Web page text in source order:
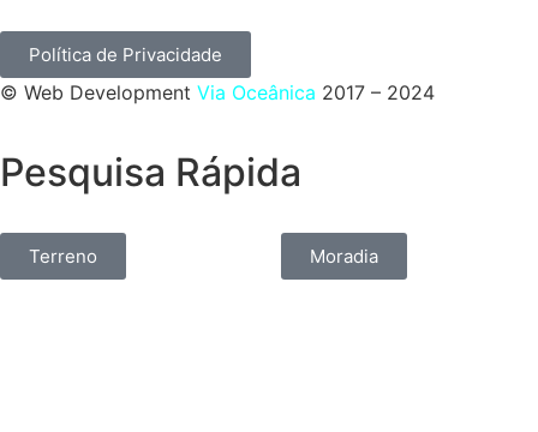
Política de Privacidade
© Web Development Via Oceânica 2017 – 2024
Pesquisa Rápida
Terreno Moradia